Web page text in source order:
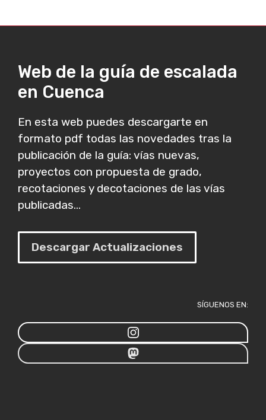
Web de la guía de escalada
en Cuenca
En esta web puedes descargarte en
formato pdf todas las novedades tras la
publicación de la guía: vías nuevas,
proyectos con propuesta de grado,
recotaciones y decotaciones de las vías
publicadas...
Descargar Actualizaciones
SÍGUENOS EN: